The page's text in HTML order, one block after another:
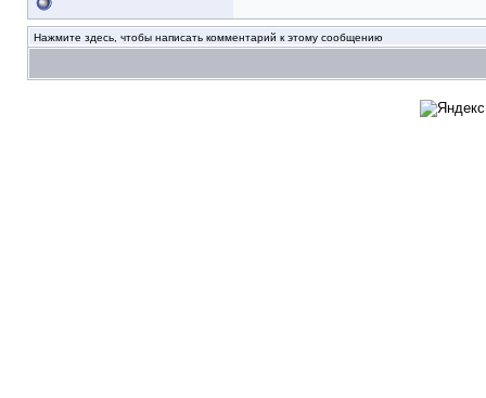
Нажмите здесь, чтобы написать комментарий к этому сообщению